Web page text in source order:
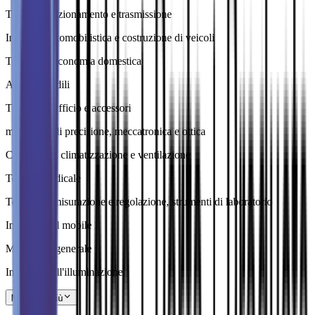
Tecnica di azionamento e trasmissione
Industria automobilistica e costruzione di veicoli
Tecnica di economia domestica
Accessori edili
Tecnica di ufficio e accessori
meccanica di precisione, meccatronica e ottica
Criotecnica, climatizzazione e ventilazione
Tecnica medicale
Tecnica di misurazione e regolazione, strumenti di laboratorio
Industria del mobile
Meccanica generale
Industria dell'illuminazione
Mostra di più